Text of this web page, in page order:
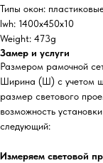
Типы окон:
lwh: 1400x450x10
Weight: 473g
Замер и услуги
Размером рамочной
Ширина (Ш) с учетом
размер светового
возможность
следующий:
Измеряем световой